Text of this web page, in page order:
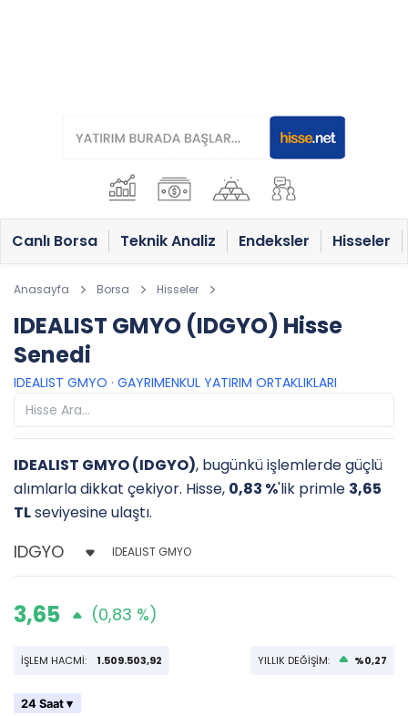
Canlı Borsa Teknik Analiz Endeksler Hisseler
Anasayfa Borsa Hisseler
IDEALIST GMYO (IDGYO) Hisse
Senedi
IDEALIST GMYO · GAYRIMENKUL YATIRIM ORTAKLIKLARI
IDEALIST GMYO (IDGYO), bugünkü işlemlerde güçlü
alımlarla dikkat çekiyor. Hisse, 0,83 %'lik primle 3,65
TLseviyesine ulaştı.
IDEALIST GMYO
3,65 (0,83 %)
İŞLEM HACMİ: 1.509.503,92 YILLIK DEĞİŞİM: %0,27
24 Saat ▾